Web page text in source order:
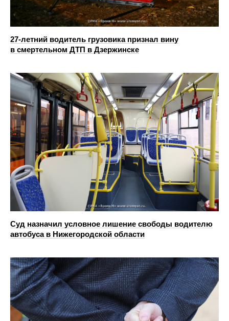
27-летний водитель грузовика признал вину
в смертельном ДТП в Дзержинске
Суд назначил условное лишение свободы водителю
автобуса в Нижегородской области